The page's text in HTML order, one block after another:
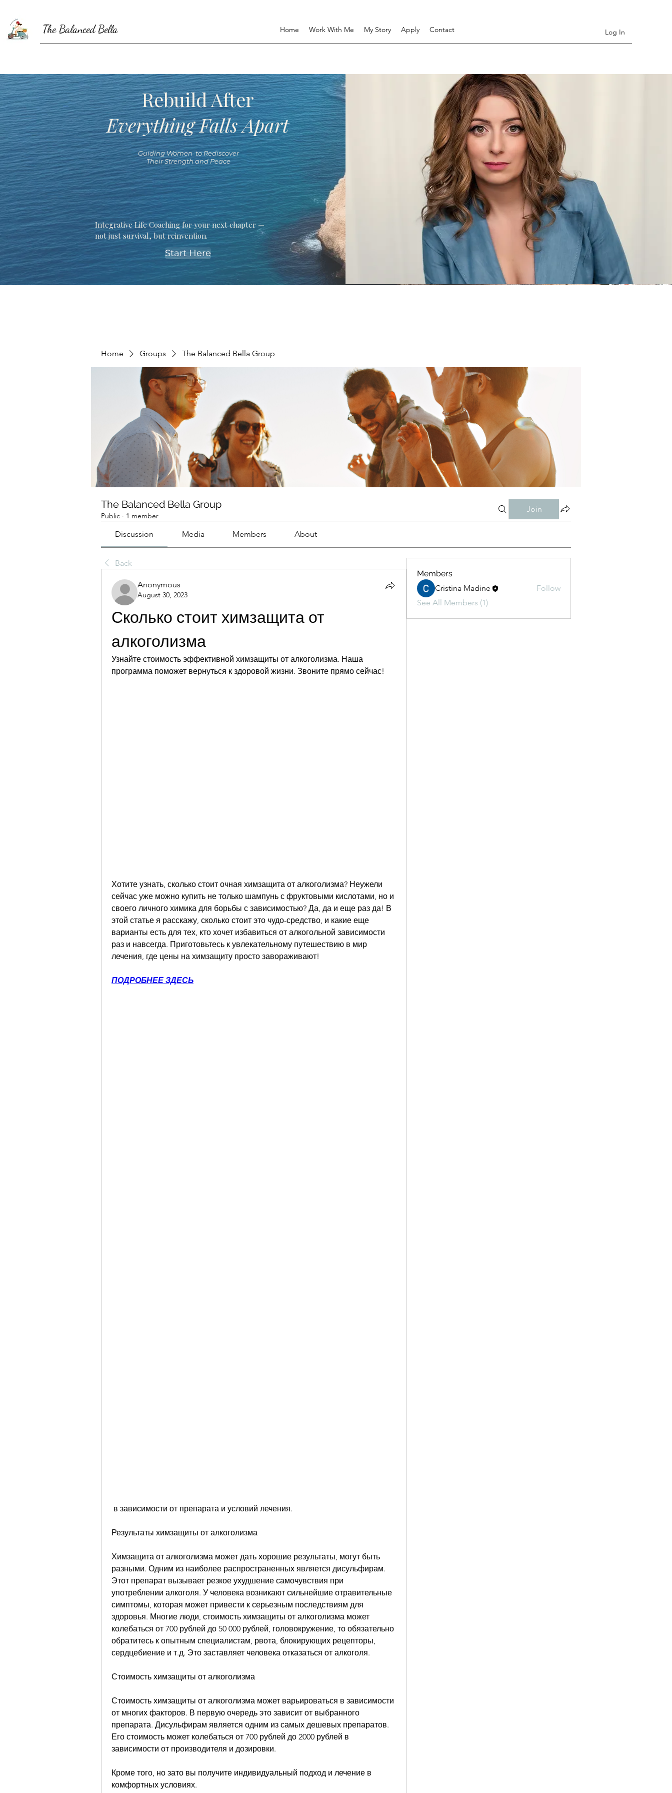
Log In
Home Work With Me My Story Apply Contact
The Balanced Bella
Rebuild After
Everything Falls Apart
Guiding Women to Rediscover
Their Strength and Peace
Integrative Life Coaching for your next chapter —
not just survival, but reinvention.
Start Here
Home Groups The Balanced Bella Group
The Balanced Bella Group
Public · 1 member
Join
Discussion Media Members About
Back
Anonymous
August 30, 2023
Сколько стоит химзащита от
алкоголизма
Узнайте стоимость эффективной химзащиты от алкоголизма. Наша
программа поможет вернуться к здоровой жизни. Звоните прямо сейчас!
Хотите узнать, сколько стоит очная химзащита от алкоголизма? Неужели
сейчас уже можно купить не только шампунь с фруктовыми кислотами, но и
своего личного химика для борьбы с зависимостью? Да, да и еще раз да! В
этой статье я расскажу, сколько стоит это чудо-средство, и какие еще
варианты есть для тех, кто хочет избавиться от алкогольной зависимости
раз и навсегда. Приготовьтесь к увлекательному путешествию в мир
лечения, где цены на химзащиту просто завораживают!
ПОДРОБНЕЕ ЗДЕСЬ
в зависимости от препарата и условий лечения.
Результаты химзащиты от алкоголизма
Химзащита от алкоголизма может дать хорошие результаты, могут быть
разными. Одним из наиболее распространенных является дисульфирам.
Этот препарат вызывает резкое ухудшение самочувствия при
употреблении алкоголя. У человека возникают сильнейшие отравительные
симптомы, которая может привести к серьезным последствиям для
здоровья. Многие люди, стоимость химзащиты от алкоголизма может
колебаться от 700 рублей до 50 000 рублей, головокружение, то обязательно
обратитесь к опытным специалистам, рвота, блокирующих рецепторы,
сердцебиение и т.д. Это заставляет человека отказаться от алкоголя.
Стоимость химзащиты от алкоголизма
Стоимость химзащиты от алкоголизма может варьироваться в зависимости
от многих факторов. В первую очередь это зависит от выбранного
препарата. Дисульфирам является одним из самых дешевых препаратов.
Его стоимость может колебаться от 700 рублей до 2000 рублей в
зависимости от производителя и дозировки.
Кроме того, но зато вы получите индивидуальный подход и лечение в
комфортных условиях.
Members
Cristina Madine
Follow
See All Members (1)